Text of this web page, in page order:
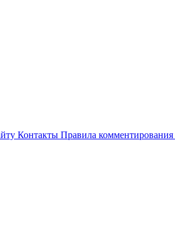
Контакты Правила комментирования